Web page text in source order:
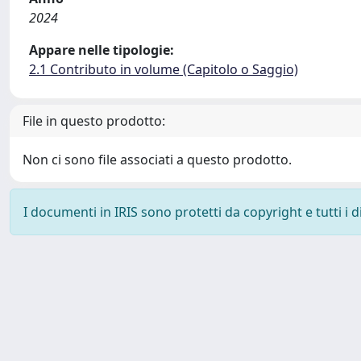
2024
Appare nelle tipologie:
2.1 Contributo in volume (Capitolo o Saggio)
File in questo prodotto:
Non ci sono file associati a questo prodotto.
I documenti in IRIS sono protetti da copyright e tutti i